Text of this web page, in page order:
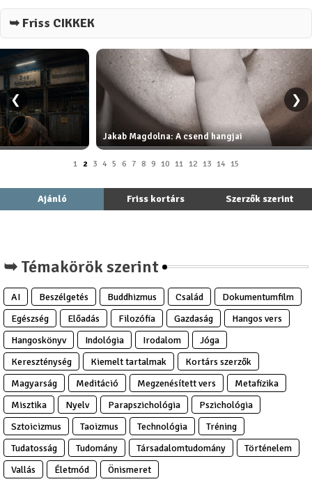
➥ Friss CIKKEK
❮
Jakab Magdolna: A csend hangjai
❯
1 2 3 4 5 6 7 8 9 10 11 12 13 14 15
Ajánló Friss kortárs Szerzők szerint
➥ Témakörök szerint
AI Beszélgetés Buddhizmus Család
Dokumentumfilm
Egészség
Előadás Filozófia Gazdaság
Hangos vers
Hangoskönyv
Indológia Irodalom
Jóga
Kereszténység
Kiemelt tartalmak
Kortárs szerzők
Magyarság
Meditáció Megzenésített vers
Metafizika
Misztika
Nyelv Parapszichológia
Pszichológia
Sztoicizmus
Taoizmus Technológia
Tréning
Tudatosság
Tudomány Társadalomtudomány
Történelem
Vallás
Életmód Önismeret